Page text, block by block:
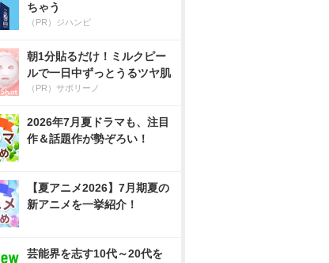
ちゃう
（PR）ジハンピ
朝1分貼るだけ！ミルクピー
ルで一日中ずっとうるツヤ肌
（PR）サボリーノ
2026年7月夏ドラマも、注目
作＆話題作が勢ぞろい！
【夏アニメ2026】7月期夏の
新アニメを一挙紹介！
芸能界を志す10代～20代を